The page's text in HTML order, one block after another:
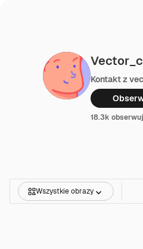
Kontakt z
18.3k
Wszystkie obrazy